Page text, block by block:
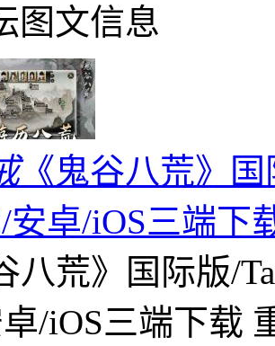
图文信息
《鬼谷八荒》国
安卓/iOS三端下
八荒》国际版/
/iOS三端下载